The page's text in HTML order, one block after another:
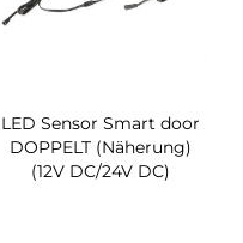
LED Sensor Smart door
DOPPELT (Näherung)
(12V DC/24V DC)